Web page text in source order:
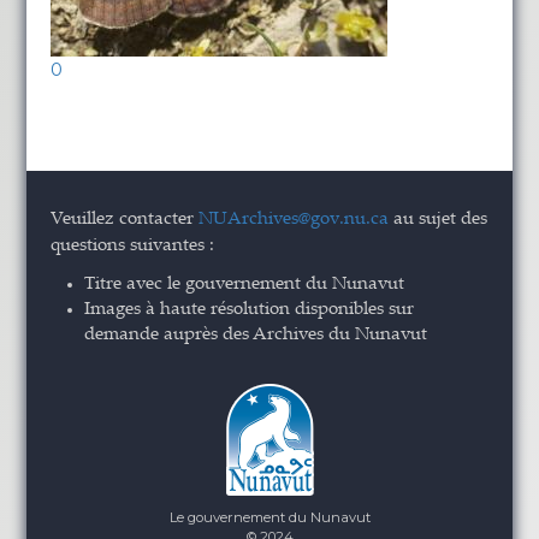
0
Veuillez contacterNUArchives@gov.nu.ca au sujet des
questions suivantes :
Titre avec le gouvernement du Nunavut
Images à haute résolution disponibles sur
demande auprès des Archives du Nunavut
Le gouvernement du Nunavut